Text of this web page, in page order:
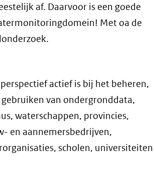
af. Daarvoor is een goede
Met oa de
actief is bij het beheren,
van ondergronddata,
waterschappen, provincies,
en aannemersbedrijven,
scholen, universiteiten